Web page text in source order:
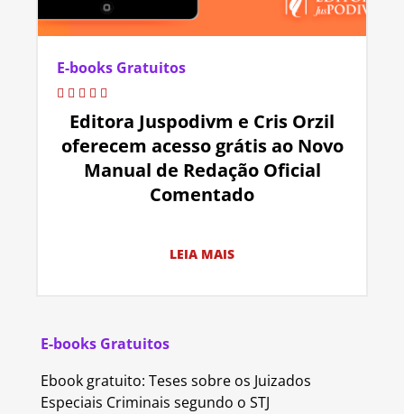
E-books Gratuitos
Editora Juspodivm e Cris Orzil
oferecem acesso grátis ao Novo
Manual de Redação Oficial
Comentado
LEIA MAIS
E-books Gratuitos
Ebook gratuito: Teses sobre os Juizados
Especiais Criminais segundo o STJ